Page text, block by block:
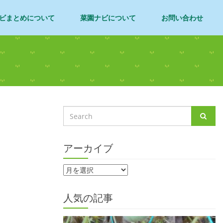
まとめについて 菜園ナビについて お問い合わせ
アーカイブ
人気の記事